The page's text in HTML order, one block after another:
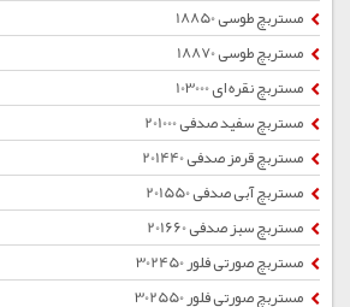
مستربچ طوسی 18850
مستربچ طوسی 18870
مستربچ نقره ای 103000
مستربچ سفید صدفی 201000
مستربچ قرمز صدفی 201440
مستربچ آبی صدفی 201550
مستربچ سبز صدفی 201660
مستربچ صورتی فلور 302450
مستربچ صورتی فلور 302550